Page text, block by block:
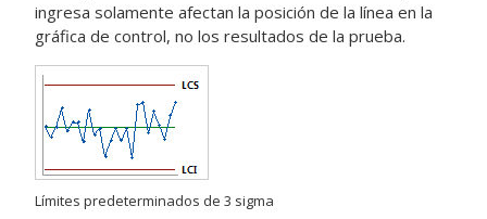
ingresa solamente afectan la posición de la línea en la
gráfica de control, no los resultados de la prueba.
Límites predeterminados de 3 sigma